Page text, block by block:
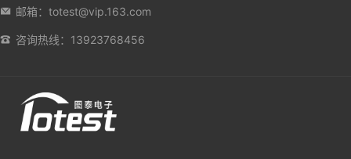
邮箱：totest@vip.163.com
咨询热线：13923768456